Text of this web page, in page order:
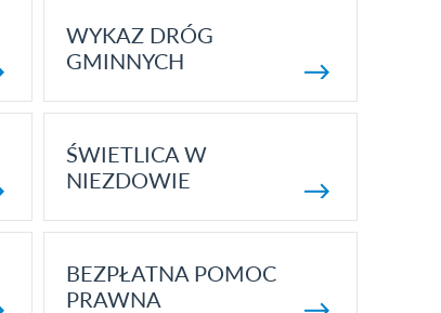
WYKAZ DRÓG
GMINNYCH
ŚWIETLICA W
NIEZDOWIE
BEZPŁATNA POMOC
PRAWNA